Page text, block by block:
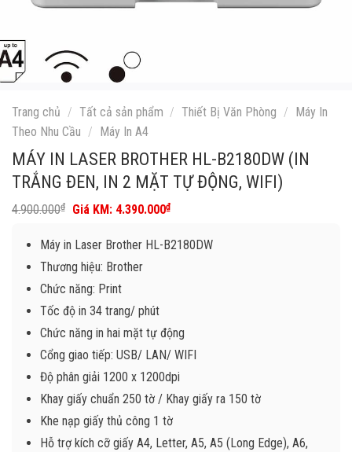
Trang chủ / Tất cả sản phẩm / Thiết Bị Văn Phòng / Máy In
Theo Nhu Cầu / Máy In A4
MÁY IN LASER BROTHER HL-B2180DW (IN
TRẮNG ĐEN, IN 2 MẶT TỰ ĐỘNG, WIFI)
4.900.000₫
Giá
là:
4.900.000₫.
4.390.000₫Giá
tại
là:
Máy in Laser Brother HL-B2180DW
Thương hiệu: Brother
Chức năng: Print
Tốc độ in 34 trang/ phút
Chức năng in hai mặt tự động
Cổng giao tiếp: USB/ LAN/ WIFI
Độ phân giải 1200 x 1200dpi
Khay giấy chuẩn 250 tờ / Khay giấy ra 150 tờ
Khe nạp giấy thủ công 1 tờ
Hỗ trợ kích cỡ giấy A4, Letter, A5, A5 (Long Edge), A6,